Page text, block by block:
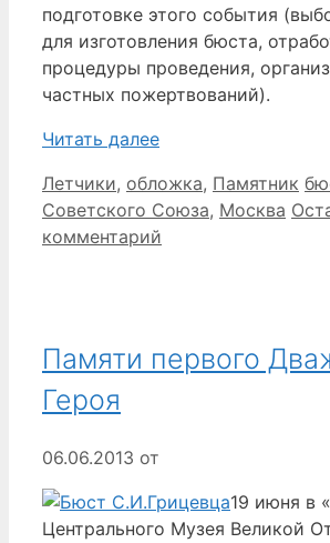
подготовке этого события
для изготовления бюста,
процедуры проведения,
частных пожертвований).
Читать далее
Рубрики
Летчики, обложка, Памятник
Советского Союза, Москва
комментарий
Памяти первого
Героя
06.06.2013 от
19 июня в
Центрального Myзея Великой